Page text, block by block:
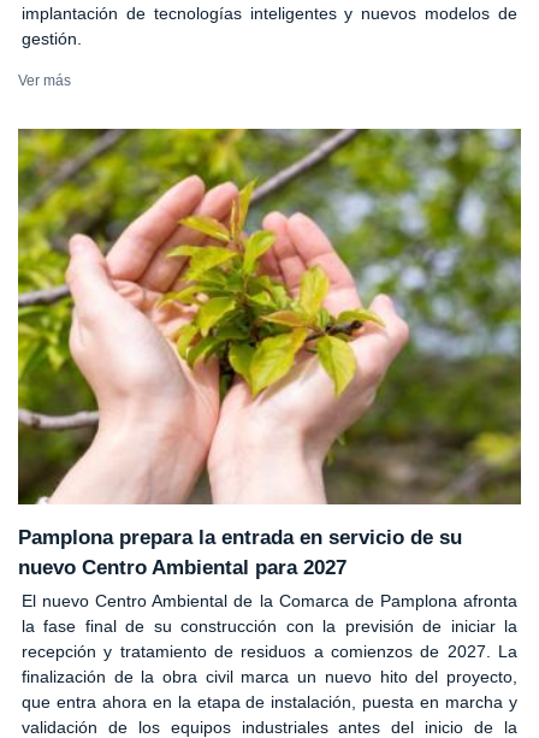
implantación de tecnologías inteligentes y nuevos modelos de
gestión.
Ver más
Pamplona prepara la entrada en servicio de su
nuevo Centro Ambiental para 2027
El nuevo Centro Ambiental de la Comarca de Pamplona afronta
la fase final de su construcción con la previsión de iniciar la
recepción y tratamiento de residuos a comienzos de 2027. La
finalización de la obra civil marca un nuevo hito del proyecto,
que entra ahora en la etapa de instalación, puesta en marcha y
validación de los equipos industriales antes del inicio de la